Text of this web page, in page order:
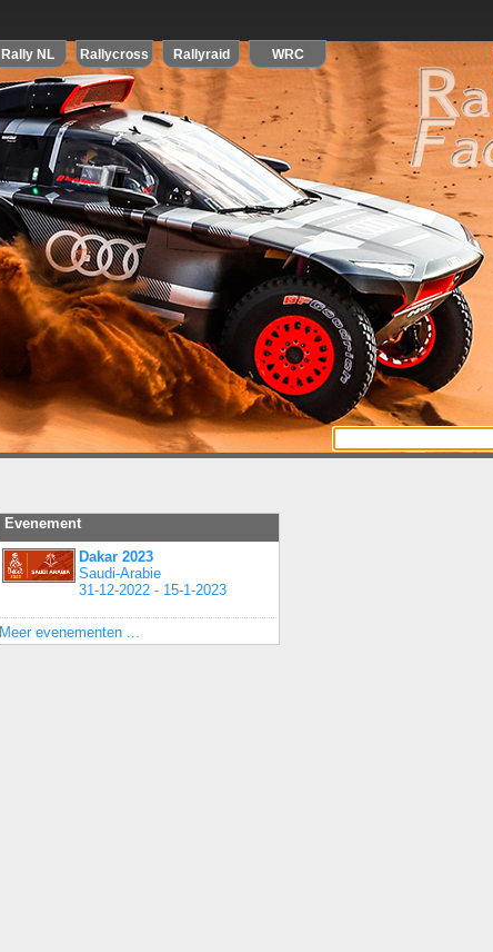
Evenement
Dakar 2023
Saudi-Arabie
31-12-2022 - 15-1-2023
Meer evenementen ...